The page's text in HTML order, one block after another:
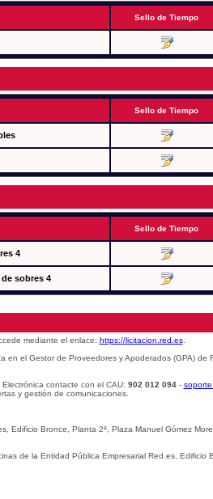
Sello de Tiempo
Sello de Tiempo
Sello de Tiempo
4
sobres 4
mediante el enlace: https://licitacion.red.es.
el Gestor de Proveedores y Apoderados (GPA) de
contacte con el CAU: 902 012 094-
y gestión de comunicaciones.
Edificio Bronce, Planta 2ª, Plaza Manuel Gómez
de la Entidad Pública Empresarial Red.es, Edificio